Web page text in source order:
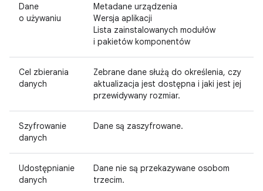
Dane
o używaniu
Metadane urządzenia
Wersja aplikacji
Lista zainstalowanych modułów
i pakietów komponentów
Cel zbierania
danych
Zebrane dane służą do określenia, czy
aktualizacja jest dostępna i jaki jest jej
przewidywany rozmiar.
Szyfrowanie
danych
Dane są zaszyfrowane.
Udostępnianie
danych
Dane nie są przekazywane osobom
trzecim.